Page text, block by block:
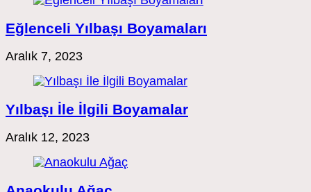
Eğlenceli Yılbaşı Boyamaları
Aralık 7, 2023
Yılbaşı İle İlgili Boyamalar
Aralık 12, 2023